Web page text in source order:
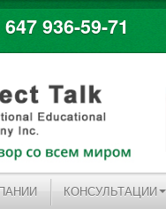
936-59-71
КОНСУЛЬТАЦИИ